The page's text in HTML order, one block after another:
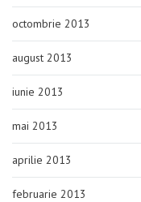
octombrie 2013
august 2013
iunie 2013
mai 2013
aprilie 2013
februarie 2013